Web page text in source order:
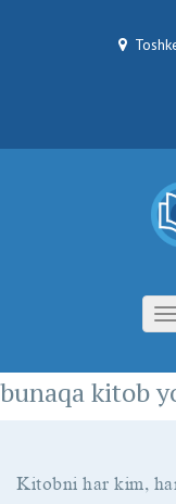
bunaqa kitob
Kitobni har kim,